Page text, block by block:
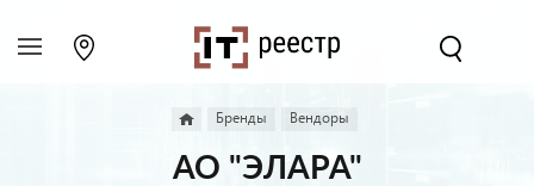
Бренды Вендоры
АО "ЭЛАРА"